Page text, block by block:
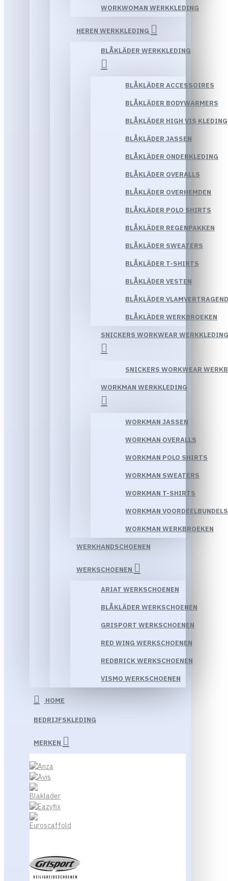
WORKWOMAN WERKKLEDING
HEREN WERKKLEDING
BLÅKLÄDER WERKKLEDING
BLÅKLÄDER ACCESSOIRES
BLÅKLÄDER BODYWARMERS
BLÅKLÄDER HIGH VIS KLEDING
BLÅKLÄDER JASSEN
BLÅKLÄDER ONDERKLEDING
BLÅKLÄDER OVERALLS
BLÅKLÄDER OVERHEMDEN
BLÅKLÄDER POLO SHIRTS
BLÅKLÄDER REGENPAKKEN
BLÅKLÄDER SWEATERS
BLÅKLÄDER T-SHIRTS
BLÅKLÄDER VESTEN
BLÅKLÄDER
BLÅKLÄDER WERKBROEKEN
SNICKERS WORKWEAR WERKKLEDING
SNICKERS WORKWEAR
WORKMAN WERKKLEDING
WORKMAN JASSEN
WORKMAN OVERALLS
WORKMAN POLO SHIRTS
WORKMAN SWEATERS
WORKMAN T-SHIRTS
WORKMAN VOORDEELBUNDELS
WORKMAN WERKBROEKEN
WERKHANDSCHOENEN
WERKSCHOENEN
ARIAT WERKSCHOENEN
BLÅKLÄDER WERKSCHOENEN
GRISPORT WERKSCHOENEN
RED WING WERKSCHOENEN
REDBRICK WERKSCHOENEN
VISMO WERKSCHOENEN
HOME
BEDRIJFSKLEDING
MERKEN